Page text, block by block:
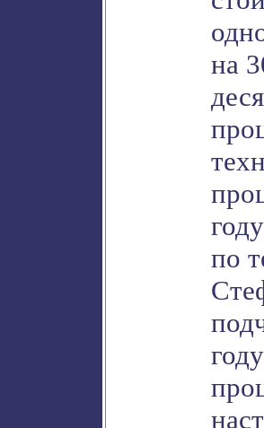
на
по